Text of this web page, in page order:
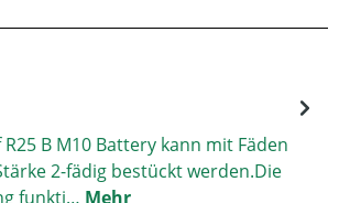
B M10 Battery kann mit Fäden
2-fädig bestückt werden.Die
funkti… Mehr